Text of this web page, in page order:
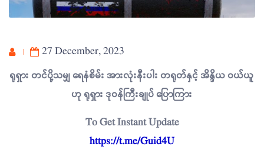
27 December, 2023
ရုရှား တင်ပို့သမျှ ရေနံစိမ်း အားလုံးနီးပါး တရုတ်နှင့် အိန္ဒိယ ဝယ်ယူ
ဟု ရုရှား ဒုဝန်ကြီးချုပ် ပြောကြား
To Get Instant Update
https://t.me/Guid4U